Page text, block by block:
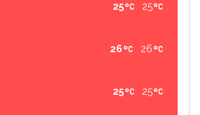
25
25
26
26
25
25